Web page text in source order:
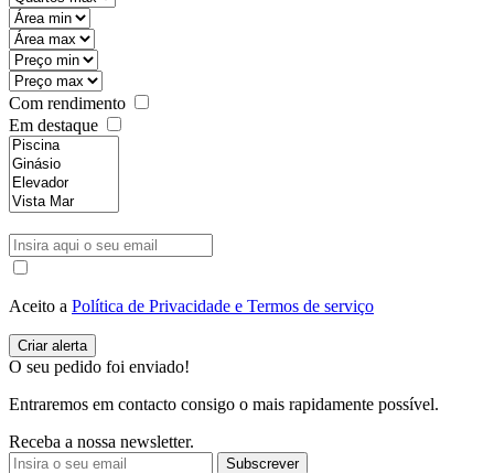
Com rendimento
Em destaque
Aceito a Política de Privacidade e Termos de serviço
O seu pedido foi enviado!
Entraremos em contacto consigo o mais rapidamente possível.
Receba a nossa newsletter.
Subscrever